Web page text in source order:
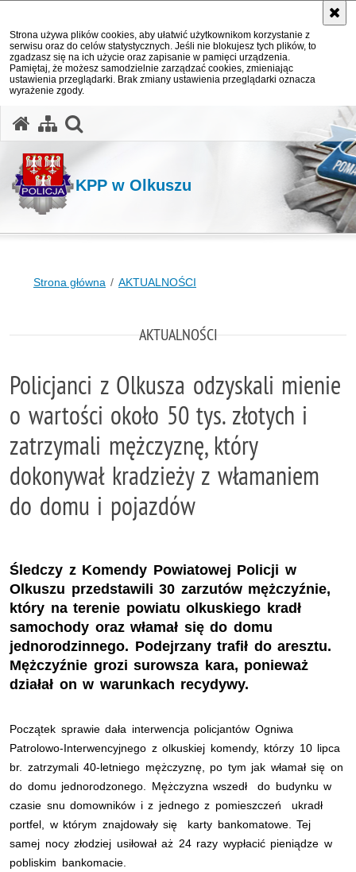
Strona używa plików cookies, aby ułatwić użytkownikom korzystanie z
serwisu oraz do celów statystycznych. Jeśli nie blokujesz tych plików, to
zgadzasz się na ich użycie oraz zapisanie w pamięci urządzenia.
Pamiętaj, że możesz samodzielnie zarządzać cookies, zmieniając
ustawienia przeglądarki. Brak zmiany ustawienia przeglądarki oznacza
wyrażenie zgody.
KPP w Olkuszu
Strona główna AKTUALNOŚCI
AKTUALNOŚCI
Policjanci z Olkusza odzyskali mienie
o wartości około 50 tys. złotych i
zatrzymali mężczyznę, który
dokonywał kradzieży z włamaniem
do domu i pojazdów
Śledczy z Komendy Powiatowej Policji w
Olkuszu przedstawili 30 zarzutów mężczyźnie,
który na terenie powiatu olkuskiego kradł
samochody oraz włamał się do domu
jednorodzinnego. Podejrzany trafił do aresztu.
Mężczyźnie grozi surowsza kara, ponieważ
działał on w warunkach recydywy.
Początek sprawie dała interwencja policjantów Ogniwa
Patrolowo-Interwencyjnego z olkuskiej komendy, którzy 10 lipca
br. zatrzymali 40-letniego mężczyznę, po tym jak włamał się on
do domu jednorodzonego. Mężczyzna wszedł do budynku w
czasie snu domowników i z jednego z pomieszczeń ukradł
portfel, w którym znajdowały się karty bankomatowe. Tej
samej nocy złodziej usiłował aż 24 razy wypłacić pieniądze w
pobliskim bankomacie.